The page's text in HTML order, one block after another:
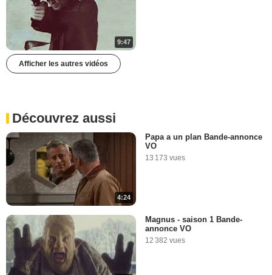
9:47
Afficher les autres vidéos
Découvrez aussi
4:24
Papa a un plan Bande-annonce
VO
13 173 vues
Magnus - saison 1 Bande-
annonce VO
12 382 vues